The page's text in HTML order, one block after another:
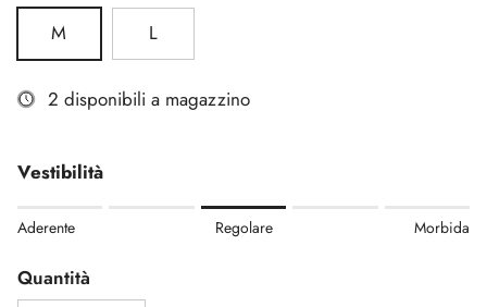
M
L
2 disponibili a magazzino
Vestibilità
Rating of 1 means Aderente.
Rating of 5 means Morbida.
Aderente Regolare Morbida
Quantità